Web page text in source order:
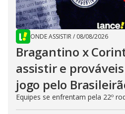
ONDE ASSISTIR/ 08/08/2026
Bragantino x
assistir e
jogo pelo
Equipes se enfrentam pela 22º